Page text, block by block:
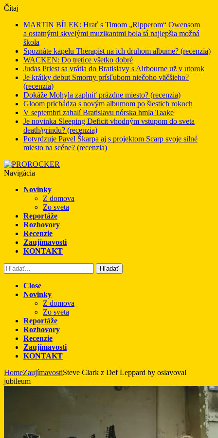
Čítaj
MARTIN BÍLEK: Hrať s Timom „Ripperom“ Owensom
a ostatnými skvelými muzikantmi bola tá najlepšia možná
škola
Spoznáte kapelu Therapist na ich druhom albume? (recenzia)
WACKEN: Do tretice všetko dobré
Judas Priest sa vrátia do Bratislavy s Airbourne už v utorok
Je krátky debut Smorny prísľubom niečoho väčšieho?
(recenzia)
Dokáže Mohyla zaplniť prázdne miesto? (recenzia)
Gloom prichádza s novým albumom po šiestich rokoch
V septembri zahalí Bratislavu nórska hmla Taake
Je novinka Sleeping Deficit vhodným vstupom do sveta
death/grindu? (recenzia)
Potvrdzuje Pavel Škarpa aj s projektom Scarp svoje silné
miesto na scéne? (recenzia)
Navigácia
Novinky
Z domova
Zo sveta
Reportáže
Rozhovory
Recenzie
Zaujímavosti
KONTAKT
Hľadať
Close
Novinky
Z domova
Zo sveta
Reportáže
Rozhovory
Recenzie
Zaujímavosti
KONTAKT
HomeZaujímavostiSteve Clark z Def Leppard by oslavoval
jubileum